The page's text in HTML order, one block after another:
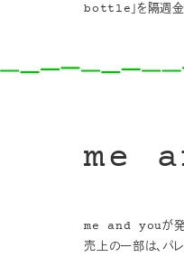
bottle」を隔週金
me
me and youが発行
売上の一部は、パ